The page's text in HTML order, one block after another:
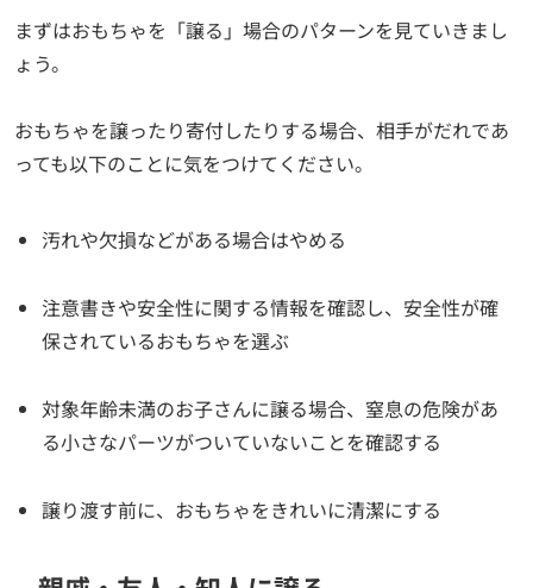
まずはおもちゃを「譲る」場合のパターンを見ていきまし
ょう。
おもちゃを譲ったり寄付したりする場合、相手がだれであ
っても以下のことに気をつけてください。
汚れや欠損などがある場合はやめる
注意書きや安全性に関する情報を確認し、安全性が確
保されているおもちゃを選ぶ
対象年齢未満のお子さんに譲る場合、窒息の危険があ
る小さなパーツがついていないことを確認する
譲り渡す前に、おもちゃをきれいに清潔にする